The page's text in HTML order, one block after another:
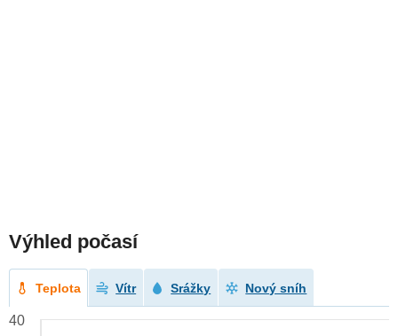
Výhled počasí
Teplota Vítr Srážky Nový sníh
40